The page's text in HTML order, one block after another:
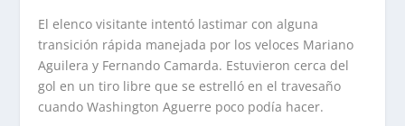
El elenco visitante intentó lastimar con alguna
transición rápida manejada por los veloces Mariano
Aguilera y Fernando Camarda. Estuvieron cerca del
gol en un tiro libre que se estrelló en el travesaño
cuando Washington Aguerre poco podía hacer.